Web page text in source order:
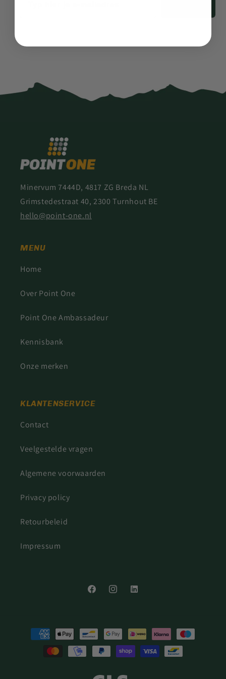
Minervum 7444D, 4817 ZG Breda NL
Grimstedestraat 40, 2300 Turnhout BE
hello@point-one.nl
MENU
Home
Over Point One
Point One Ambassadeur
Kennisbank
Onze merken
KLANTENSERVICE
Contact
Veelgestelde vragen
Algemene voorwaarden
Privacy policy
Retourbeleid
Impressum
FacebookInstagramLinkedIn
Betaalmethoden